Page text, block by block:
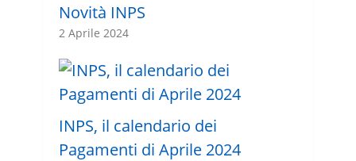
Novità INPS
2 Aprile 2024
INPS, il calendario dei
Pagamenti di Aprile 2024